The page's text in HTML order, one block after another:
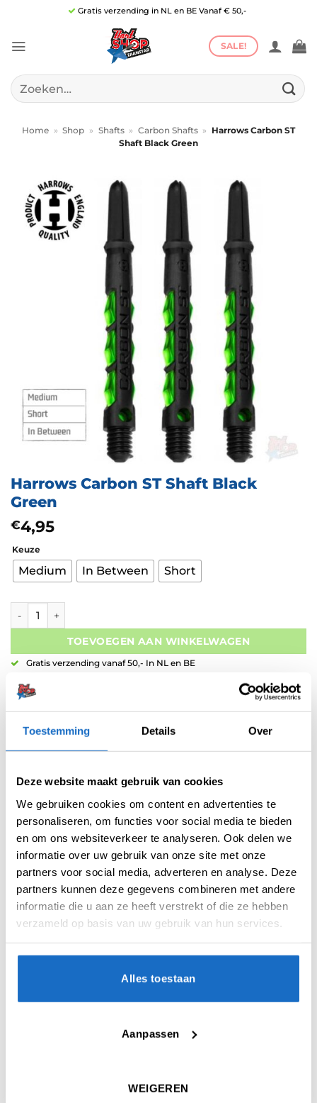
Toestemming Details Over
Deze website maakt gebruik van cookies
We gebruiken cookies om content en advertenties te
personaliseren, om functies voor social media te bieden
en om ons websiteverkeer te analyseren. Ook delen we
informatie over uw gebruik van onze site met onze
partners voor social media, adverteren en analyse. Deze
partners kunnen deze gegevens combineren met andere
informatie die u aan ze heeft verstrekt of die ze hebben
verzameld op basis van uw gebruik van hun services.
Alles toestaan
Aanpassen
WEIGEREN
inhoud
Gratis verzending in NL en BE Vanaf € 50,-
SALE!
Zoeken
naar:
Home » Shop » Shafts » Carbon Shafts »
Harrows Carbon ST
Shaft Black Green
Harrows Carbon ST Shaft Black
Green
€4,95
Keuze
Medium In Between Short
Harrows Carbon ST Shaft Black Green aantal
TOEVOEGEN AAN WINKELWAGEN
Gratis verzending vanaf 50,- In NL en BE
Retouren binnen 14 dagen
Artikelnummer:variation-5754
Categorieën:Carbon Shafts,Shafts
AANVULLENDE INFORMATIE